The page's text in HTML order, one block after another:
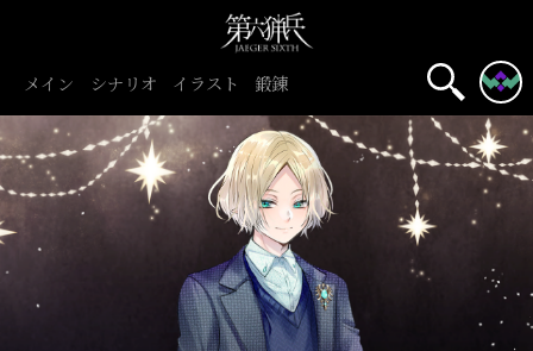
メイン シナリオ イラスト 鍛錬